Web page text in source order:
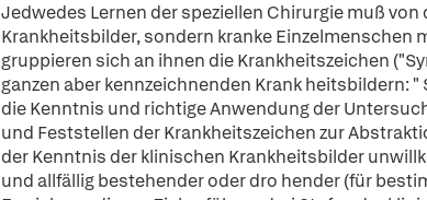
Jedwedes Lernen der speziellen Chirurgie muß
Krankheitsbilder, sondern kranke Einzelmenschen
gruppieren sich an ihnen die Krankheitszeichen
ganzen aber kennzeichnenden Krank heitsbildern:
die Kenntnis und richtige Anwendung der
und Feststellen der Krankheitszeichen zur
der Kenntnis der klinischen Krankheitsbilder
und allfällig bestehender oder dro hender (für